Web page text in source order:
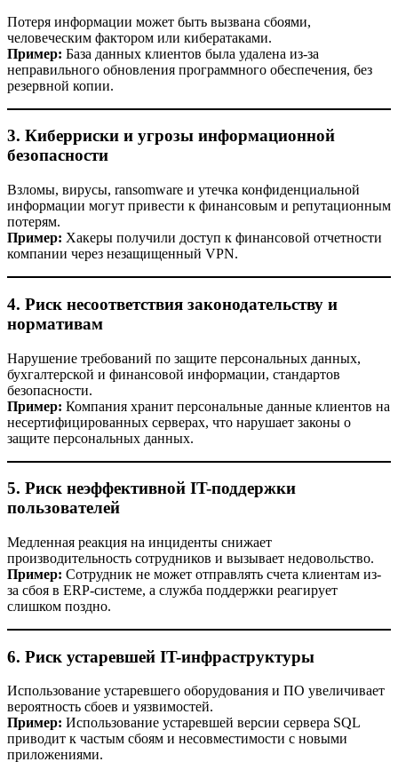
Потеря информации может быть вызвана сбоями,
человеческим фактором или кибератаками.
Пример: База данных клиентов была удалена из-за
неправильного обновления программного обеспечения, без
резервной копии.
3. Киберриски и угрозы информационной
безопасности
Взломы, вирусы, ransomware и утечка конфиденциальной
информации могут привести к финансовым и репутационным
потерям.
Пример: Хакеры получили доступ к финансовой отчетности
компании через незащищенный VPN.
4. Риск несоответствия законодательству и
нормативам
Нарушение требований по защите персональных данных,
бухгалтерской и финансовой информации, стандартов
безопасности.
Пример: Компания хранит персональные данные клиентов на
несертифицированных серверах, что нарушает законы о
защите персональных данных.
5. Риск неэффективной IT-поддержки
пользователей
Медленная реакция на инциденты снижает
производительность сотрудников и вызывает недовольство.
Пример: Сотрудник не может отправлять счета клиентам из-
за сбоя в ERP-системе, а служба поддержки реагирует
слишком поздно.
6. Риск устаревшей IT-инфраструктуры
Использование устаревшего оборудования и ПО увеличивает
вероятность сбоев и уязвимостей.
Пример: Использование устаревшей версии сервера SQL
приводит к частым сбоям и несовместимости с новыми
приложениями.